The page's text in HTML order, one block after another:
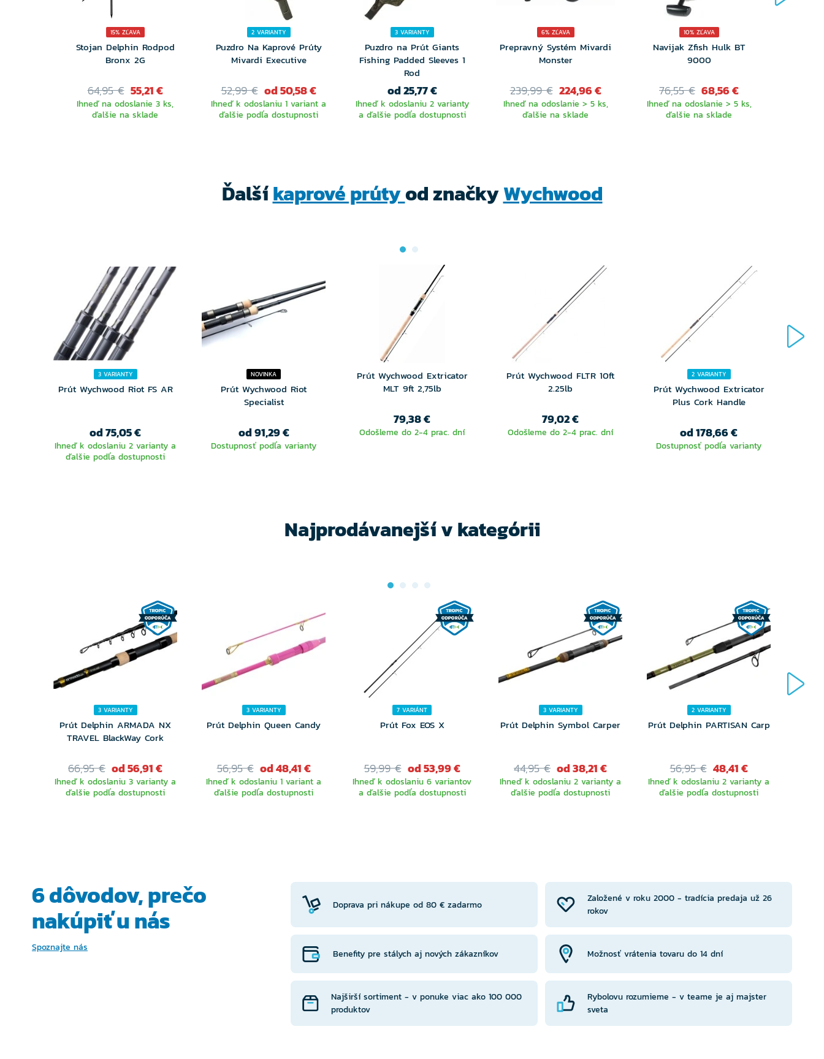
15% ZĽAVA
Stojan Delphin Rodpod
Bronx 2G
64,95 € 55,21 €
Ihneď na odoslanie 3 ks,
ďalšie na sklade
2 VARIANTY
Puzdro Na Kaprové Prúty
Mivardi Executive
52,99 € od 50,58 €
Ihneď k odoslaniu 1 variant a
ďalšie podľa dostupnosti
3 VARIANTY
Puzdro na Prút Giants
Fishing Padded Sleeves 1
Rod
od 25,77 €
Ihneď k odoslaniu 2 varianty
a ďalšie podľa dostupnosti
6% ZĽAVA
Prepravný Systém Mivardi
Monster
239,99 € 224,96 €
Ihneď na odoslanie > 5 ks,
ďalšie na sklade
10% ZĽAVA
Navijak Zfish Hulk BT
9000
76,55 € 68,56 €
Ihneď na odoslanie > 5 ks,
ďalšie na sklade
Ďalšíkaprové prútyod značkyWychwood
3 VARIANTY
Prút Wychwood Riot FS AR
od 75,05 €
Ihneď k odoslaniu 2 varianty a
ďalšie podľa dostupnosti
NOVINKA
Prút Wychwood Riot
Specialist
od 91,29 €
Dostupnosť podľa varianty
Prút Wychwood Extricator
MLT 9ft 2,75lb
79,38 €
Odošleme do 2-4 prac. dní
Prút Wychwood FLTR 10ft
2.25lb
79,02 €
Odošleme do 2-4 prac. dní
2 VARIANTY
Prút Wychwood Extricator
Plus Cork Handle
od 178,66 €
Dostupnosť podľa varianty
Najprodávanejší v kategórii
3 VARIANTY
Prút Delphin ARMADA NX
TRAVEL BlackWay Cork
66,95 € od 56,91 €
Ihneď k odoslaniu 3 varianty a
ďalšie podľa dostupnosti
3 VARIANTY
Prút Delphin Queen Candy
56,95 € od 48,41 €
Ihneď k odoslaniu 1 variant a
ďalšie podľa dostupnosti
7 VARIÁNT
Prút Fox EOS X
59,99 € od 53,99 €
Ihneď k odoslaniu 6 variantov
a ďalšie podľa dostupnosti
3 VARIANTY
Prút Delphin Symbol Carper
44,95 € od 38,21 €
Ihneď k odoslaniu 2 varianty a
ďalšie podľa dostupnosti
2 VARIANTY
Prút Delphin PARTISAN Carp
56,95 € 48,41 €
Ihneď k odoslaniu 2 varianty a
ďalšie podľa dostupnosti
6 dôvodov, prečo
nakúpiť u nás
Spoznajte nás
Doprava pri nákupe od 80 € zadarmo
Založené v roku 2000 - tradícia predaja už 26
rokov
Benefity pre stálych aj nových zákazníkov Možnosť vrátenia tovaru do 14 dní
Najširší sortiment - v ponuke viac ako 100 000
produktov
Rybolovu rozumieme - v teame je aj majster
sveta